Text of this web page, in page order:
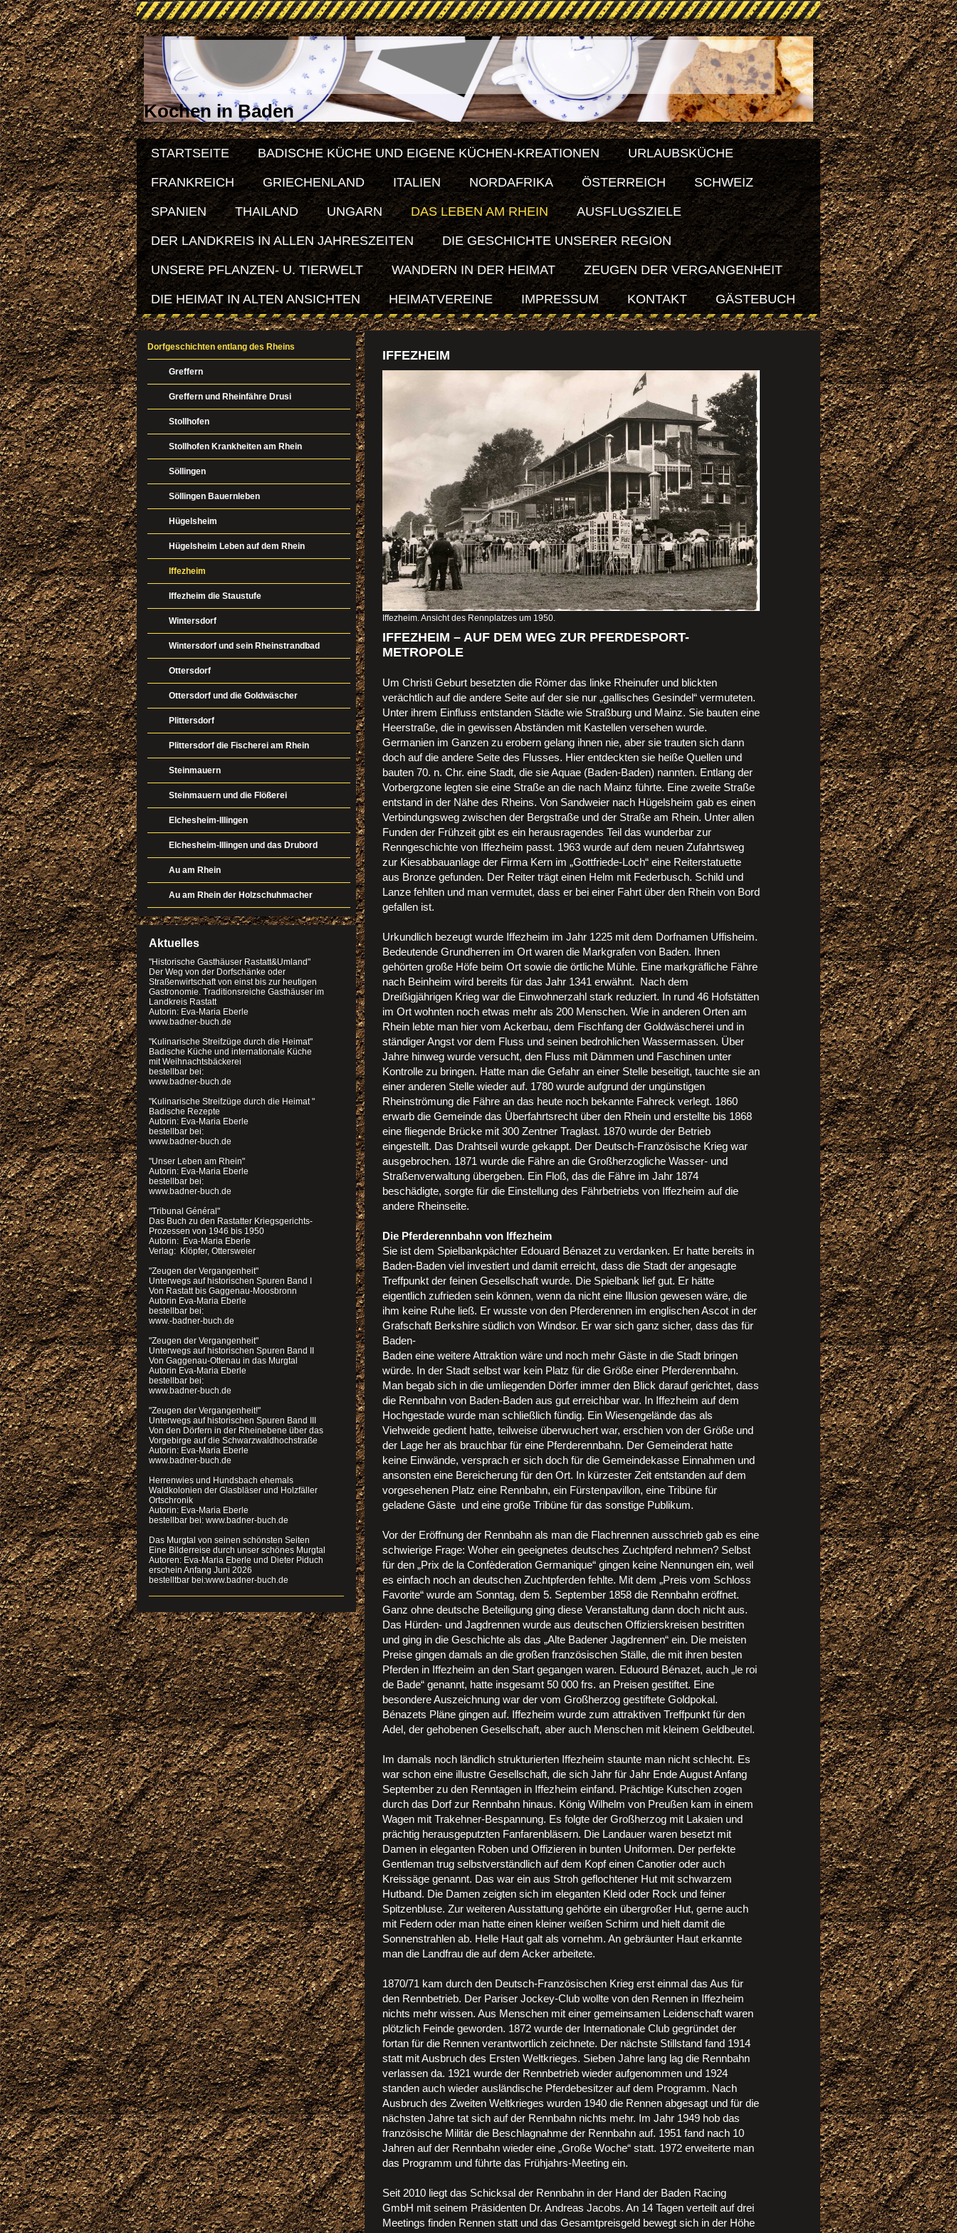
Kochen in Baden
STARTSEITE BADISCHE KÜCHE UND EIGENE KÜCHEN-KREATIONEN URLAUBSKÜCHE
FRANKREICH GRIECHENLAND ITALIEN NORDAFRIKA ÖSTERREICH SCHWEIZ
SPANIEN THAILAND UNGARN DAS LEBEN AM RHEIN AUSFLUGSZIELE
DER LANDKREIS IN ALLEN JAHRESZEITEN DIE GESCHICHTE UNSERER REGION
UNSERE PFLANZEN- U. TIERWELT WANDERN IN DER HEIMAT ZEUGEN DER VERGANGENHEIT
DIE HEIMAT IN ALTEN ANSICHTEN HEIMATVEREINE IMPRESSUM KONTAKT GÄSTEBUCH
IFFEZHEIM
Iffezheim. Ansicht des Rennplatzes um 1950.
IFFEZHEIM – AUF DEM WEG ZUR PFERDESPORT-
METROPOLE
Um Christi Geburt besetzten die Römer das linke Rheinufer und blickten
verächtlich auf die andere Seite auf der sie nur „gallisches Gesindel“ vermuteten.
Unter ihrem Einfluss entstanden Städte wie Straßburg und Mainz. Sie bauten eine
Heerstraße, die in gewissen Abständen mit Kastellen versehen wurde.
Germanien im Ganzen zu erobern gelang ihnen nie, aber sie trauten sich dann
doch auf die andere Seite des Flusses. Hier entdeckten sie heiße Quellen und
bauten 70. n. Chr. eine Stadt, die sie Aquae (Baden-Baden) nannten. Entlang der
Vorbergzone legten sie eine Straße an die nach Mainz führte. Eine zweite Straße
entstand in der Nähe des Rheins. Von Sandweier nach Hügelsheim gab es einen
Verbindungsweg zwischen der Bergstraße und der Straße am Rhein. Unter allen
Funden der Frühzeit gibt es ein herausragendes Teil das wunderbar zur
Renngeschichte von Iffezheim passt. 1963 wurde auf dem neuen Zufahrtsweg
zur Kiesabbauanlage der Firma Kern im „Gottfriede-Loch“ eine Reiterstatuette
aus Bronze gefunden. Der Reiter trägt einen Helm mit Federbusch. Schild und
Lanze fehlten und man vermutet, dass er bei einer Fahrt über den Rhein von Bord
gefallen ist.
Urkundlich bezeugt wurde Iffezheim im Jahr 1225 mit dem Dorfnamen Uffisheim.
Bedeutende Grundherren im Ort waren die Markgrafen von Baden. Ihnen
gehörten große Höfe beim Ort sowie die örtliche Mühle. Eine markgräfliche Fähre
nach Beinheim wird bereits für das Jahr 1341 erwähnt. Nach dem
Dreißigjährigen Krieg war die Einwohnerzahl stark reduziert. In rund 46 Hofstätten
im Ort wohnten noch etwas mehr als 200 Menschen. Wie in anderen Orten am
Rhein lebte man hier vom Ackerbau, dem Fischfang der Goldwäscherei und in
ständiger Angst vor dem Fluss und seinen bedrohlichen Wassermassen. Über
Jahre hinweg wurde versucht, den Fluss mit Dämmen und Faschinen unter
Kontrolle zu bringen. Hatte man die Gefahr an einer Stelle beseitigt, tauchte sie an
einer anderen Stelle wieder auf. 1780 wurde aufgrund der ungünstigen
Rheinströmung die Fähre an das heute noch bekannte Fahreck verlegt. 1860
erwarb die Gemeinde das Überfahrtsrecht über den Rhein und erstellte bis 1868
eine fliegende Brücke mit 300 Zentner Traglast. 1870 wurde der Betrieb
eingestellt. Das Drahtseil wurde gekappt. Der Deutsch-Französische Krieg war
ausgebrochen. 1871 wurde die Fähre an die Großherzogliche Wasser- und
Straßenverwaltung übergeben. Ein Floß, das die Fähre im Jahr 1874
beschädigte, sorgte für die Einstellung des Fährbetriebs von Iffezheim auf die
andere Rheinseite.
Die Pferderennbahn von Iffezheim
Sie ist dem Spielbankpächter Edouard Bénazet zu verdanken. Er hatte bereits in
Baden-Baden viel investiert und damit erreicht, dass die Stadt der angesagte
Treffpunkt der feinen Gesellschaft wurde. Die Spielbank lief gut. Er hätte
eigentlich zufrieden sein können, wenn da nicht eine Illusion gewesen wäre, die
ihm keine Ruhe ließ. Er wusste von den Pferderennen im englischen Ascot in der
Grafschaft Berkshire südlich von Windsor. Er war sich ganz sicher, dass das für
Baden-
Baden eine weitere Attraktion wäre und noch mehr Gäste in die Stadt bringen
würde. In der Stadt selbst war kein Platz für die Größe einer Pferderennbahn.
Man begab sich in die umliegenden Dörfer immer den Blick darauf gerichtet, dass
die Rennbahn von Baden-Baden aus gut erreichbar war. In Iffezheim auf dem
Hochgestade wurde man schließlich fündig. Ein Wiesengelände das als
Viehweide gedient hatte, teilweise überwuchert war, erschien von der Größe und
der Lage her als brauchbar für eine Pferderennbahn. Der Gemeinderat hatte
keine Einwände, versprach er sich doch für die Gemeindekasse Einnahmen und
ansonsten eine Bereicherung für den Ort. In kürzester Zeit entstanden auf dem
vorgesehenen Platz eine Rennbahn, ein Fürstenpavillon, eine Tribüne für
geladene Gäste und eine große Tribüne für das sonstige Publikum.
Vor der Eröffnung der Rennbahn als man die Flachrennen ausschrieb gab es eine
schwierige Frage: Woher ein geeignetes deutsches Zuchtpferd nehmen? Selbst
für den „Prix de la Confèderation Germanique“ gingen keine Nennungen ein, weil
es einfach noch an deutschen Zuchtpferden fehlte. Mit dem „Preis vom Schloss
Favorite“ wurde am Sonntag, dem 5. September 1858 die Rennbahn eröffnet.
Ganz ohne deutsche Beteiligung ging diese Veranstaltung dann doch nicht aus.
Das Hürden- und Jagdrennen wurde aus deutschen Offizierskreisen bestritten
und ging in die Geschichte als das „Alte Badener Jagdrennen“ ein. Die meisten
Preise gingen damals an die großen französischen Ställe, die mit ihren besten
Pferden in Iffezheim an den Start gegangen waren. Eduourd Bénazet, auch „le roi
de Bade“ genannt, hatte insgesamt 50 000 frs. an Preisen gestiftet. Eine
besondere Auszeichnung war der vom Großherzog gestiftete Goldpokal.
Bénazets Pläne gingen auf. Iffezheim wurde zum attraktiven Treffpunkt für den
Adel, der gehobenen Gesellschaft, aber auch Menschen mit kleinem Geldbeutel.
Im damals noch ländlich strukturierten Iffezheim staunte man nicht schlecht. Es
war schon eine illustre Gesellschaft, die sich Jahr für Jahr Ende August Anfang
September zu den Renntagen in Iffezheim einfand. Prächtige Kutschen zogen
durch das Dorf zur Rennbahn hinaus. König Wilhelm von Preußen kam in einem
Wagen mit Trakehner-Bespannung. Es folgte der Großherzog mit Lakaien und
prächtig herausgeputzten Fanfarenbläsern. Die Landauer waren besetzt mit
Damen in eleganten Roben und Offizieren in bunten Uniformen. Der perfekte
Gentleman trug selbstverständlich auf dem Kopf einen Canotier oder auch
Kreissäge genannt. Das war ein aus Stroh geflochtener Hut mit schwarzem
Hutband. Die Damen zeigten sich im eleganten Kleid oder Rock und feiner
Spitzenbluse. Zur weiteren Ausstattung gehörte ein übergroßer Hut, gerne auch
mit Federn oder man hatte einen kleiner weißen Schirm und hielt damit die
Sonnenstrahlen ab. Helle Haut galt als vornehm. An gebräunter Haut erkannte
man die Landfrau die auf dem Acker arbeitete.
1870/71 kam durch den Deutsch-Französischen Krieg erst einmal das Aus für
den Rennbetrieb. Der Pariser Jockey-Club wollte von den Rennen in Iffezheim
nichts mehr wissen. Aus Menschen mit einer gemeinsamen Leidenschaft waren
plötzlich Feinde geworden. 1872 wurde der Internationale Club gegründet der
fortan für die Rennen verantwortlich zeichnete. Der nächste Stillstand fand 1914
statt mit Ausbruch des Ersten Weltkrieges. Sieben Jahre lang lag die Rennbahn
verlassen da. 1921 wurde der Rennbetrieb wieder aufgenommen und 1924
standen auch wieder ausländische Pferdebesitzer auf dem Programm. Nach
Ausbruch des Zweiten Weltkrieges wurden 1940 die Rennen abgesagt und für die
nächsten Jahre tat sich auf der Rennbahn nichts mehr. Im Jahr 1949 hob das
französische Militär die Beschlagnahme der Rennbahn auf. 1951 fand nach 10
Jahren auf der Rennbahn wieder eine „Große Woche“ statt. 1972 erweiterte man
das Programm und führte das Frühjahrs-Meeting ein.
Seit 2010 liegt das Schicksal der Rennbahn in der Hand der Baden Racing
GmbH mit seinem Präsidenten Dr. Andreas Jacobs. An 14 Tagen verteilt auf drei
Meetings finden Rennen statt und das Gesamtpreisgeld bewegt sich in der Höhe
Dorfgeschichten entlang des Rheins
Greffern
Greffern und Rheinfähre Drusi
Stollhofen
Stollhofen Krankheiten am Rhein
Söllingen
Söllingen Bauernleben
Hügelsheim
Hügelsheim Leben auf dem Rhein
Iffezheim
Iffezheim die Staustufe
Wintersdorf
Wintersdorf und sein Rheinstrandbad
Ottersdorf
Ottersdorf und die Goldwäscher
Plittersdorf
Plittersdorf die Fischerei am Rhein
Steinmauern
Steinmauern und die Flößerei
Elchesheim-Illingen
Elchesheim-Illingen und das Drubord
Au am Rhein
Au am Rhein der Holzschuhmacher
Aktuelles
"Historische Gasthäuser Rastatt&Umland"
Der Weg von der Dorfschänke oder
Straßenwirtschaft von einst bis zur heutigen
Gastronomie. Traditionsreiche Gasthäuser im
Landkreis Rastatt
Autorin: Eva-Maria Eberle
www.badner-buch.de
"Kulinarische Streifzüge durch die Heimat"
Badische Küche und internationale Küche
mit Weihnachtsbäckerei
bestellbar bei:
www.badner-buch.de
"Kulinarische Streifzüge durch die Heimat "
Badische Rezepte
Autorin: Eva-Maria Eberle
bestellbar bei:
www.badner-buch.de
"Unser Leben am Rhein"
Autorin: Eva-Maria Eberle
bestellbar bei:
www.badner-buch.de
"Tribunal Général"
Das Buch zu den Rastatter Kriegsgerichts-
Prozessen von 1946 bis 1950
Autorin: Eva-Maria Eberle
Verlag: Klöpfer, Ottersweier
"Zeugen der Vergangenheit"
Unterwegs auf historischen Spuren Band I
Von Rastatt bis Gaggenau-Moosbronn
Autorin Eva-Maria Eberle
bestellbar bei:
www.-badner-buch.de
"Zeugen der Vergangenheit"
Unterwegs auf historischen Spuren Band II
Von Gaggenau-Ottenau in das Murgtal
Autorin Eva-Maria Eberle
bestellbar bei:
www.badner-buch.de
"Zeugen der Vergangenheit!"
Unterwegs auf historischen Spuren Band III
Von den Dörfern in der Rheinebene über das
Vorgebirge auf die Schwarzwaldhochstraße
Autorin: Eva-Maria Eberle
www.badner-buch.de
Herrenwies und Hundsbach ehemals
Waldkolonien der Glasbläser und Holzfäller
Ortschronik
Autorin: Eva-Maria Eberle
bestellbar bei: www.badner-buch.de
Das Murgtal von seinen schönsten Seiten
Eine Bilderreise durch unser schönes Murgtal
Autoren: Eva-Maria Eberle und Dieter Piduch
erschein Anfang Juni 2026
bestelltbar bei:www.badner-buch.de